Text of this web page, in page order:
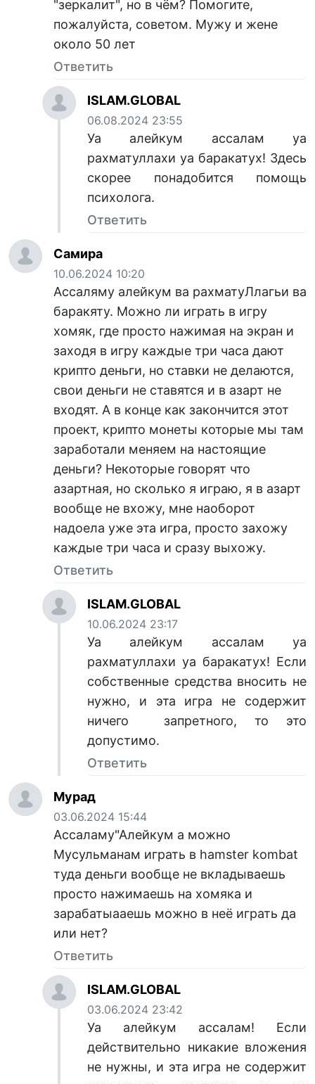
"зеркалит", но в чём? Помогите,
пожалуйста, советом. Мужу и жене
около 50 лет
Ответить
ISLAM.GLOBAL
06.08.2024 23:55
Уа алейкум ассалам уа
рахматуллахи уа баракатух! Здесь
скорее понадобится помощь
психолога.
Ответить
Самира
10.06.2024 10:20
Ассаляму алейкум ва рахматуЛлагьи ва
баракяту. Можно ли играть в игру
хомяк, где просто нажимая на экран и
заходя в игру каждые три часа дают
крипто деньги, но ставки не делаются,
свои деньги не ставятся и в азарт не
входят. А в конце как закончится этот
проект, крипто монеты которые мы там
заработали меняем на настоящие
деньги? Некоторые говорят что
азартная, но сколько я играю, я в азарт
вообще не вхожу, мне наоборот
надоела уже эта игра, просто захожу
каждые три часа и сразу выхожу.
Ответить
ISLAM.GLOBAL
10.06.2024 23:17
Уа алейкум ассалам уа
рахматуллахи уа баракатух! Если
собственные средства вносить не
нужно, и эта игра не содержит
ничего запретного, то это
допустимо.
Ответить
Мурад
03.06.2024 15:44
Ассаламу"Алейкум а можно
Мусульманам играть в hamster kombat
туда деньги вообще не вкладываешь
просто нажимаешь на хомяка и
зарабатыааешь можно в неë играть да
или нет?
Ответить
ISLAM.GLOBAL
03.06.2024 23:42
Уа алейкум ассалам! Если
действительно никакие вложения
не нужны, и эта игра не содержит